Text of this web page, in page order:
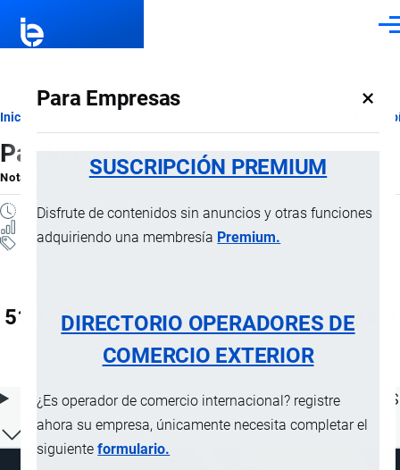
Para Empresas ×
SUSCRIPCIÓN PREMIUM
Disfrute de contenidos sin anuncios y otras funciones
adquiriendo una membresía Premium.
DIRECTORIO OPERADORES DE
COMERCIO EXTERIOR
¿Es operador de comercio internacional? registre
ahora su empresa, únicamente necesita completar el
siguienteformulario.
Ruta
de
navegación
Inicio
Partida 51.11
Nota ExplicativaporImportaciones …, 19 Julio, 2024
2 MINUTOS
Notas Explicativas
51.11 Tejidos de lana cardada o pelo fino
cardado
ÍNDICE DE CONTENIDOS